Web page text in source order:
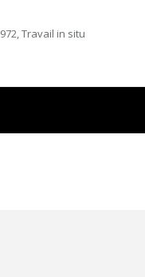
Travail in situ